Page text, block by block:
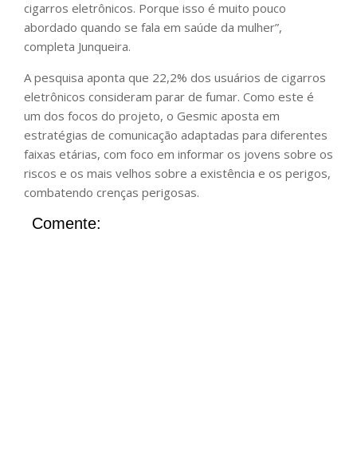
cigarros eletrônicos. Porque isso é muito pouco
abordado quando se fala em saúde da mulher”,
completa Junqueira.
A pesquisa aponta que 22,2% dos usuários de cigarros
eletrônicos consideram parar de fumar. Como este é
um dos focos do projeto, o Gesmic aposta em
estratégias de comunicação adaptadas para diferentes
faixas etárias, com foco em informar os jovens sobre os
riscos e os mais velhos sobre a existência e os perigos,
combatendo crenças perigosas.
Comente: